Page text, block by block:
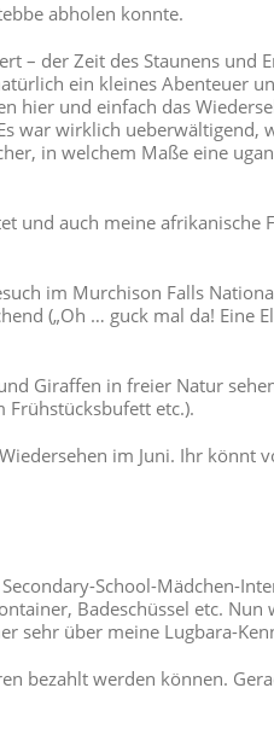
abholen konnte.
– der Zeit des Staunens und
ein kleines Abenteuer
hier und einfach das
war wirklich ueberwältigend,
in welchem Maße eine
und auch meine afrikanische
im Murchison Falls
(„Oh … guck mal da! Eine
Giraffen in freier Natur
Frühstücksbufett etc.).
im Juni. Ihr könnt
School-Mädchen-
Badeschüssel etc.
sehr über meine Lugbara-
bezahlt werden können.